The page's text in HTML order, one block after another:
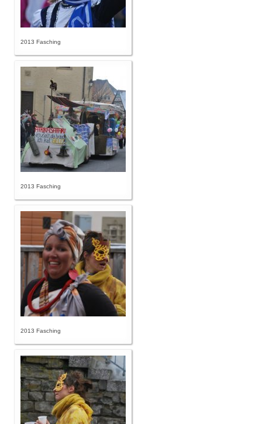
2013 Fasching
2013 Fasching
2013 Fasching